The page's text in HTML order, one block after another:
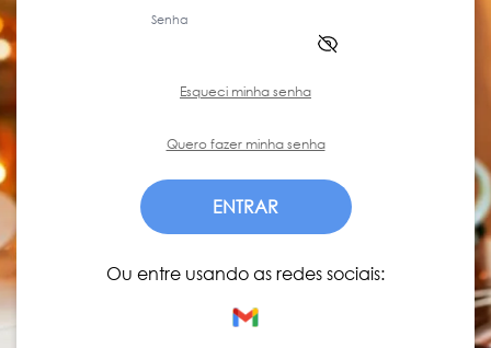
Senha
Esqueci minha senha
Quero fazer minha senha
ENTRAR
Ou entre usando as redes sociais: